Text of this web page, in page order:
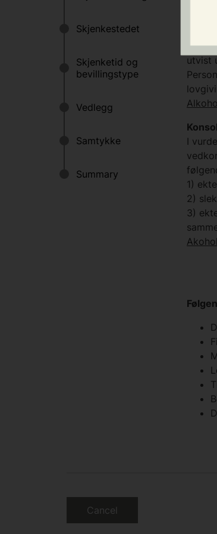
utvist
I
1)
2)
3)
Cancel